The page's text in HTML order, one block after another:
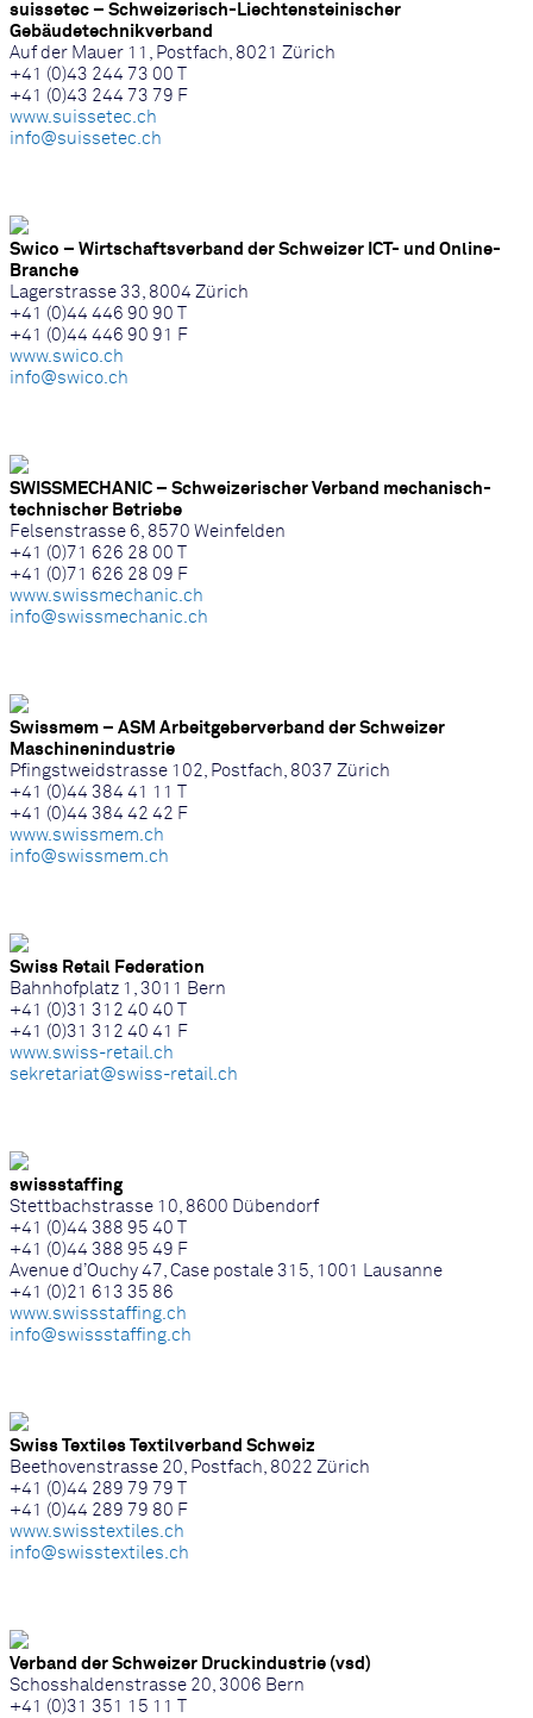
suissetec – Schweizerisch-Liechtensteinischer
Gebäudetechnikverband
Auf der Mauer 11, Postfach, 8021 Zürich
+41 (0)43 244 73 00 T
+41 (0)43 244 73 79 F
www.suissetec.ch
info@suissetec.ch
Swico – Wirtschaftsverband der Schweizer ICT- und Online-
Branche
Lagerstrasse 33, 8004 Zürich
+41 (0)44 446 90 90 T
+41 (0)44 446 90 91 F
www.swico.ch
info@swico.ch
SWISSMECHANIC – Schweizerischer Verband mechanisch-
technischer Betriebe
Felsenstrasse 6, 8570 Weinfelden
+41 (0)71 626 28 00 T
+41 (0)71 626 28 09 F
www.swissmechanic.ch
info@swissmechanic.ch
Swissmem – ASM Arbeitgeberverband der Schweizer
Maschinenindustrie
Pfingstweidstrasse 102, Postfach, 8037 Zürich
+41 (0)44 384 41 11 T
+41 (0)44 384 42 42 F
www.swissmem.ch
info@swissmem.ch
Swiss Retail Federation
Bahnhofplatz 1, 3011 Bern
+41 (0)31 312 40 40 T
+41 (0)31 312 40 41 F
www.swiss-retail.ch
sekretariat@swiss-retail.ch
swissstaffing
Stettbachstrasse 10, 8600 Dübendorf
+41 (0)44 388 95 40 T
+41 (0)44 388 95 49 F
Avenue d’Ouchy 47, Case postale 315, 1001 Lausanne
+41 (0)21 613 35 86
www.swissstaffing.ch
info@swissstaffing.ch
Swiss Textiles Textilverband Schweiz
Beethovenstrasse 20, Postfach, 8022 Zürich
+41 (0)44 289 79 79 T
+41 (0)44 289 79 80 F
www.swisstextiles.ch
info@swisstextiles.ch
Verband der Schweizer Druckindustrie (vsd)
Schosshaldenstrasse 20, 3006 Bern
+41 (0)31 351 15 11 T